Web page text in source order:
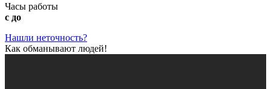
Часы работы
с до
Нашли неточность?
Как обманывают людей!